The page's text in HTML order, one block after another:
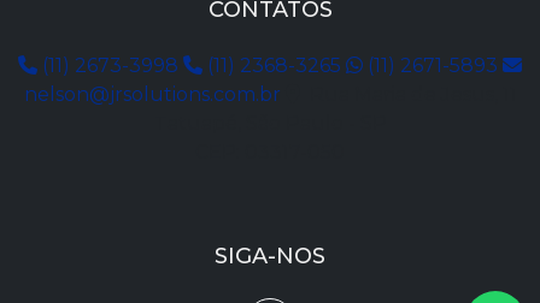
CONTATOS
(11) 2673-3998 (11) 2368-3265
(11) 2671-5893
nelson@jrsolutions.com.br
SIGA-NOS